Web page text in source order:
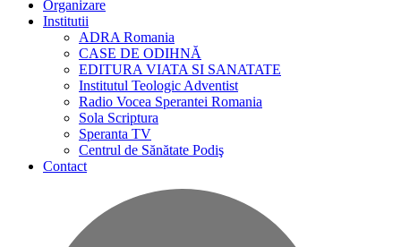
Organizare
Institutii
ADRA Romania
CASE DE ODIHNĂ
EDITURA VIATA SI SANATATE
Institutul Teologic Adventist
Radio Vocea Sperantei Romania
Sola Scriptura
Speranta TV
Centrul de Sănătate Podiş
Contact